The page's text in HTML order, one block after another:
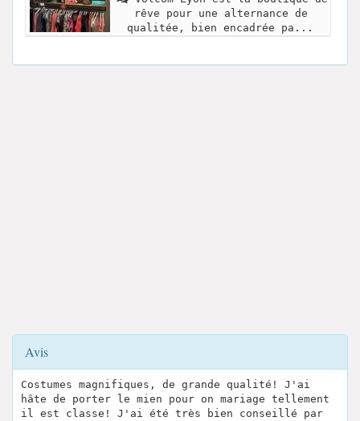
rêve pour une alternance de
qualitée, bien encadrée pa...
Avis
Costumes magnifiques, de grande qualité! J'ai
hâte de porter le mien pour on mariage tellement
il est classe! J'ai été très bien conseillé par